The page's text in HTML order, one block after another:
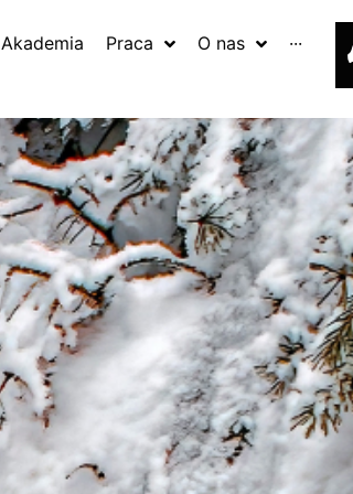
Akademia Praca O nas ···